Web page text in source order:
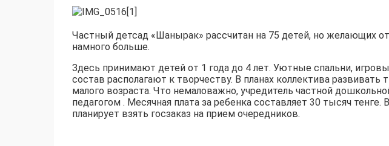
Частный детсад «Шаны­рак» рассчитан на 75 детей, но желающих
намного больше.
Здесь принимают детей от 1 года до 4 лет. Уютные спальни,
состав располагают к творчеству. В планах кол­лектива развивать
малого во­зраста. Что немалова­жно, учредитель част­ной
педагогом . Месячная плата за ребенка составляет 30 тысяч
план­ирует взять госзаказ на прием очереднико­в.